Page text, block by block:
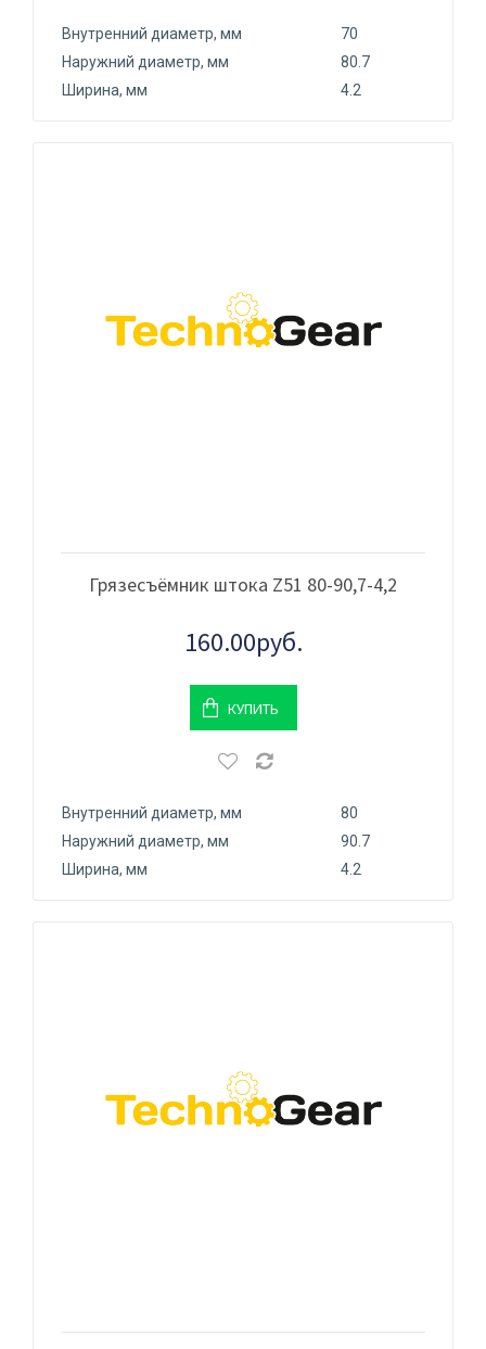
Внутренний диаметр, мм
70
Наружний диаметр, мм
80.7
Ширина, мм
4.2
Грязесъёмник штока Z51 80-90,7-4,2
160.00руб.
КУПИТЬ
Внутренний диаметр, мм
80
Наружний диаметр, мм
90.7
Ширина, мм
4.2